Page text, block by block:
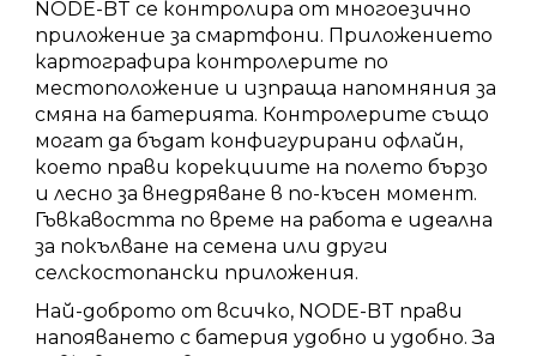
NODE-BT се контролира от многоезично
приложение за смартфони. Приложението
картографира контролерите по
местоположение и изпраща напомняния за
смяна на батерията. Контролерите също
могат да бъдат конфигурирани офлайн,
което прави корекциите на полето бързо
и лесно за внедряване в по-късен момент.
Гъвкавостта по време на работа е идеална
за покълване на семена или други
селскостопански приложения.
Най-доброто от всичко, NODE-BT прави
напояването с батерия удобно и удобно. За